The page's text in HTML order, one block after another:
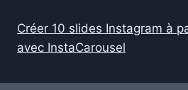
Créer 10 slides Instagram à
avec InstaCarousel